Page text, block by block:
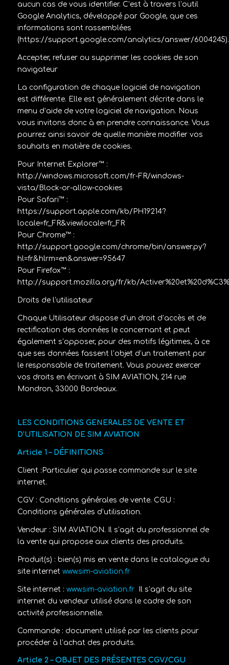
aucun cas de vous identifier. C’est à travers l’outil
Google Analytics, développé par Google, que ces
informations sont rassemblées
(https://support.google.com/analytics/answer/6004245).
Accepter, refuser ou supprimer les cookies de son
navigateur
La configuration de chaque logiciel de navigation
est différente. Elle est généralement décrite dans le
menu d’aide de votre logiciel de navigation. Nous
vous invitons donc à en prendre connaissance. Vous
pourrez ainsi savoir de quelle manière modifier vos
souhaits en matière de cookies.
Pour Internet Explorer™ :
http://windows.microsoft.com/fr-FR/windows-
vista/Block-or-allow-cookies
Pour Safari™ :
https://support.apple.com/kb/PH19214?
locale=fr_FR&viewlocale=fr_FR
Pour Chrome™ :
http://support.google.com/chrome/bin/answer.py?
hl=fr&hlrm=en&answer=95647
Pour Firefox™ :
http://support.mozilla.org/fr/kb/
Droits de l’utilisateur
Chaque Utilisateur dispose d’un droit d’accès et de
rectification des données le concernant et peut
également s’opposer, pour des motifs légitimes, à ce
que ses données fassent l’objet d’un traitement par
le responsable de traitement. Vous pouvez exercer
vos droits en écrivant à SIM AVIATION, 214 rue
Mondron, 33000 Bordeaux.
LES CONDITIONS GENERALES DE VENTE ET
D’UTILISATION DE SIM AVIATION
Article 1 – DÉFINITIONS
Client :Particulier qui passe commande sur le site
internet.
CGV: Conditions générales de vente. CGU :
Conditions générales d’utilisation.
Vendeur : SIM AVIATION . Il s’agit du professionnel de
la vente qui propose aux clients des produits.
Produit(s) : bien(s) mis en vente dans le catalogue du
site internet www.sim-aviation.fr
Site internet : www.sim-aviation.fr
Il s’agit du site
internet du vendeur utilisé dans le cadre de son
activité professionnelle.
Commande : document utilisé par les clients pour
procéder à l’achat des produits.
Article 2 – OBJET DES PRÉSENTES CGV/CGU